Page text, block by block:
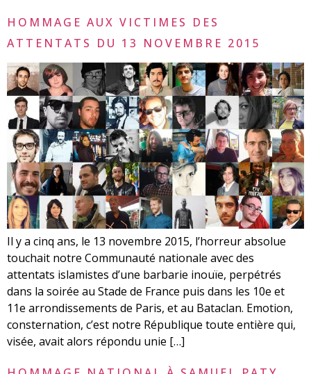
HOMMAGE AUX VICTIMES DES
ATTENTATS DU 13 NOVEMBRE 2015
Il y a cinq ans, le 13 novembre 2015, l’horreur absolue
touchait notre Communauté nationale avec des
attentats islamistes d’une barbarie inouïe, perpétrés
dans la soirée au Stade de France puis dans les 10e et
11e arrondissements de Paris, et au Bataclan. Emotion,
consternation, c’est notre République toute entière qui,
visée, avait alors répondu unie […]